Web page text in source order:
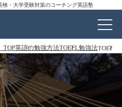
検・大学受験対策のコーチング英語塾
TOP英語の勉強方法TOEFL勉強法TOEFL